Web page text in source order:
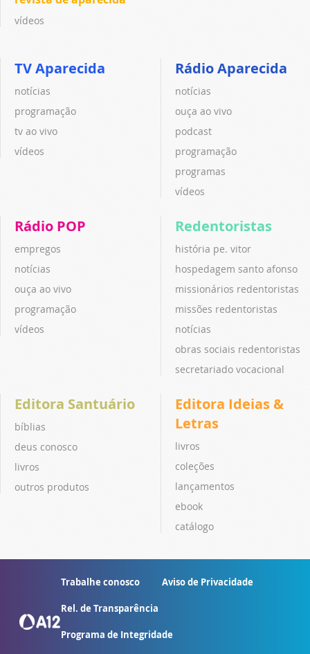
vídeos
TV Aparecida
notícias
programação
tv ao vivo
vídeos
Rádio Aparecida
notícias
ouça ao vivo
podcast
programação
programas
vídeos
Rádio POP
empregos
notícias
ouça ao vivo
programação
vídeos
Redentoristas
história pe. vitor
hospedagem santo afonso
missionários redentoristas
missões redentoristas
notícias
obras sociais redentoristas
secretariado vocacional
Editora Santuário
bíblias
deus conosco
livros
outros produtos
Editora Ideias &
Letras
livros
coleções
lançamentos
ebook
catálogo
Trabalhe conosco Aviso de Privacidade
Rel. de Transparência
Programa de Integridade